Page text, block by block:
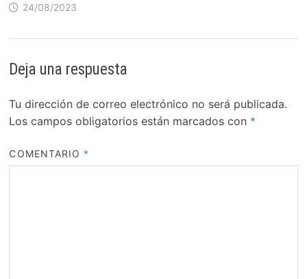
24/08/2023
Deja una respuesta
Tu dirección de correo electrónico no será publicada.
Los campos obligatorios están marcados con *
COMENTARIO *